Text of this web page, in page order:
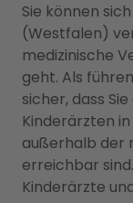
Sie können
(Westfalen)
medizinische
geht. Als
sicher, dass
Kinderärzten
außerhalb der
erreichbar
Kinderärzte